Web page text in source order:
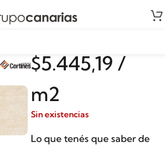
para agrandar
$5.445,19 /
m2
Sin existencias
Lo que tenés que saber de